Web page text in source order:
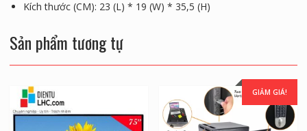
Kích thước (CM): 23 (L) * 19 (W) * 35,5 (H)
Sản phẩm tương tự
GIẢM GIÁ!